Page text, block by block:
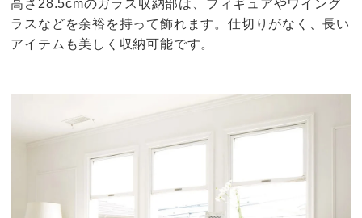
高さ28.5cmのガラス収納部は、フィギュアやワイング
ラスなどを余裕を持って飾れます。仕切りがなく、長い
アイテムも美しく収納可能です。